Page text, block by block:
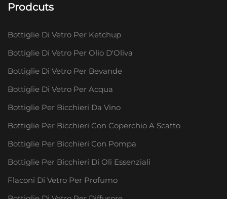
Prodcuts
Bottiglie Di Vetro Per Ketchup
Bottiglie Di Vetro Per Olio D'Oliva
Bottiglie Di Vetro Per Bevande
Bottiglie Di Vetro Per Acqua
Bottiglie Per Bicchieri Da Vino
Bottiglie Per Bicchieri Con Coperchio A Scatto
Bottiglie Per Bicchieri Con Pompa
Bottiglie Per Bicchieri Di Oli Essenziali
Flaconi Di Vetro Per Profumo